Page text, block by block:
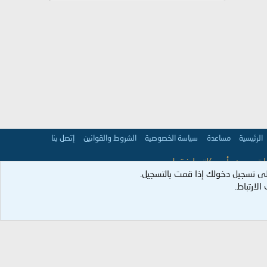
الرئيسية مساعدة سياسة الخصوصية الشروط والقوانين إتصل بنا
تعبر عن رأي كاتبها فقط.
تسجيل دخولك إذا قمت بالتسجيل.